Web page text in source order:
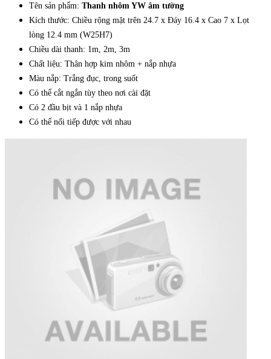
Tên sản phẩm: Thanh nhôm YW âm tường
Kích thước: Chiều rộng mặt trên 24.7 x Đáy 16.4 x Cao 7 x Lọt
lòng 12.4 mm (W25H7)
Chiều dài thanh: 1m, 2m, 3m
Chất liệu: Thân hợp kim nhôm + nắp nhựa
Màu nắp: Trắng đục, trong suốt
Có thể cắt ngắn tùy theo nơi cài đặt
Có 2 đầu bịt và 1 nắp nhựa
Có thể nối tiếp được với nhau